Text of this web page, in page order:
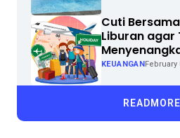
Cuti
Liburan agar
KEUANGANFebruary
READMORE